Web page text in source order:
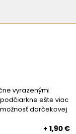
vyrazenými
ešte viac
darčekovej
+ 1,90 €